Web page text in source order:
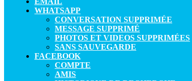
WHATSAPP
CONVERSATION SUPPRIMÉE
MESSAGE SUPPRIMÉ
PHOTOS ET VIDEOS SUPPRIMÉES
SANS SAUVEGARDE
FACEBOOK
COMPTE
AMIS